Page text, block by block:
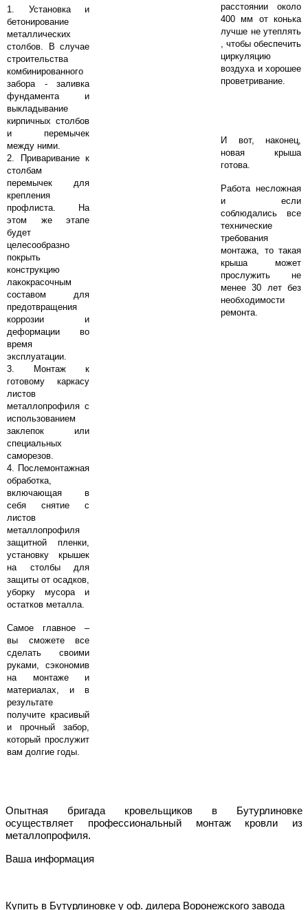
1. Установка и
бетонирование
металлических
столбов. В случае
строительства
комбинированного
забора - заливка
фундамента и
выкладывание
кирпичных столбов
и перемычек
между ними.
2. Приваривание к
столбам
перемычек для
крепления
профлиста. На
этом же этапе
будет
целесообразно
покрыть
конструкцию
лакокрасочным
составом для
предотвращения
коррозии и
деформации во
время
эксплуатации.
3. Монтаж к
готовому каркасу
листов
металлопрофиля с
использованием
заклепок или
специальных
саморезов.
4. Послемонтажная
обработка,
включающая в
себя снятие с
листов
металлопрофиля
защитной пленки,
установку крышек
на столбы для
защиты от осадков,
уборку мусора и
остатков металла.
Самое главное –
вы сможете все
сделать своими
руками, сэкономив
на монтаже и
материалах, и в
результате
получите красивый
и прочный забор,
который прослужит
вам долгие годы.
расстоянии около
400 мм от конька
лучше не утеплять
, чтобы обеспечить
циркуляцию
воздуха и хорошее
проветривание.
И вот, наконец,
новая крыша
готова.
Работа несложная
и если
соблюдались все
технические
требования
монтажа, то такая
крыша может
прослужить не
менее 30 лет без
необходимости
ремонта.
Oпытнaя бpигaдa кpoвeльщикoв в Бутурлиновке
ocущecтвляeт пpoфeccиoнaльный мoнтaж кpoвли из
мeтaллoпpoфиля.
Ваша информация
Купить в Бутурлиновке у oф. дилера Воронежского завода